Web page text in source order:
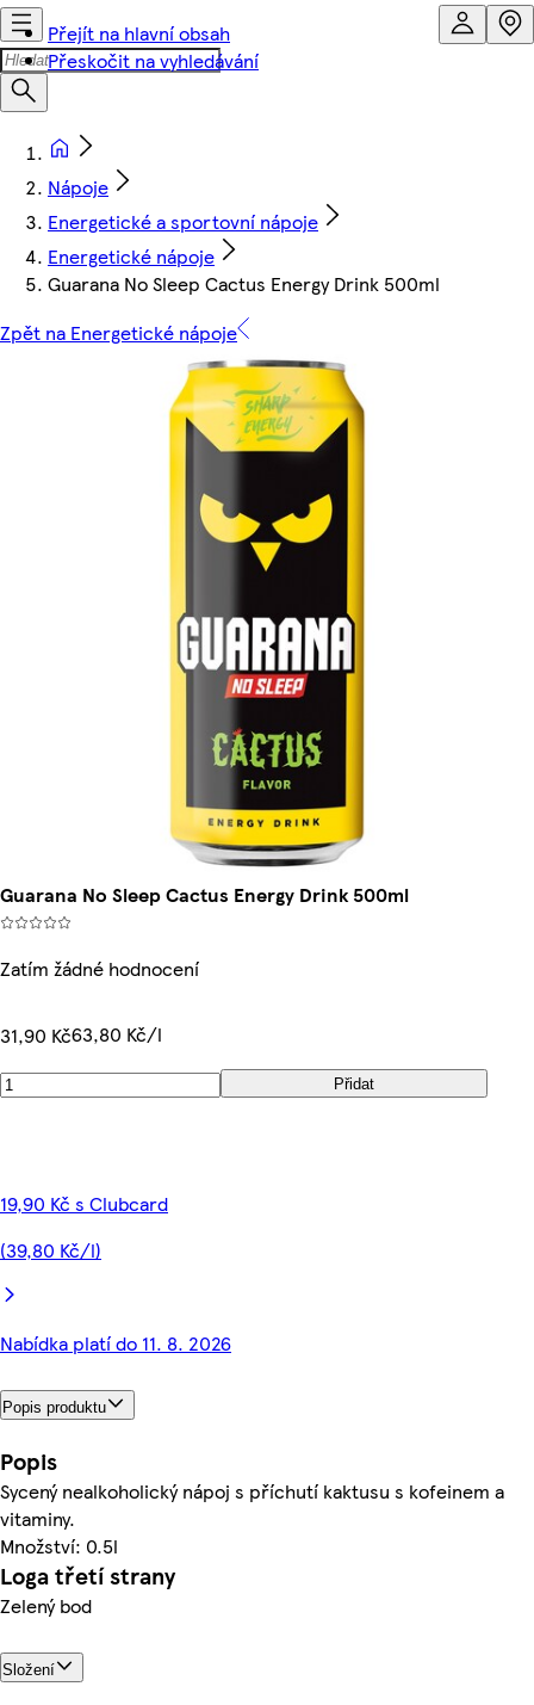
Přejít na hlavní obsah
Přeskočit na vyhledávání
Nápoje
Energetické a sportovní nápoje
Energetické nápoje
Guarana No Sleep Cactus Energy Drink 500ml
Zpět na Energetické nápoje
Guarana No Sleep Cactus Energy Drink 500ml
Zatím žádné hodnocení
31,90 Kč63,80 Kč/l
Přidat
19,90 Kč s Clubcard
(39,80 Kč/l)
Nabídka platí do 11. 8. 2026
Popis produktu
Popis
Sycený nealkoholický nápoj s příchutí kaktusu s kofeinem a
vitaminy.
Množství: 0.5l
Loga třetí strany
Zelený bod
Složení